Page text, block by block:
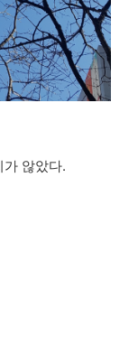
않았다.